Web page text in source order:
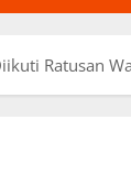
Ratusan